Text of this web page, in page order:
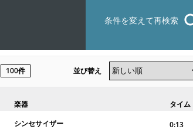
条件を変えて再検索
100件 並び替え
楽器 タイム
シンセサイザー 0:13